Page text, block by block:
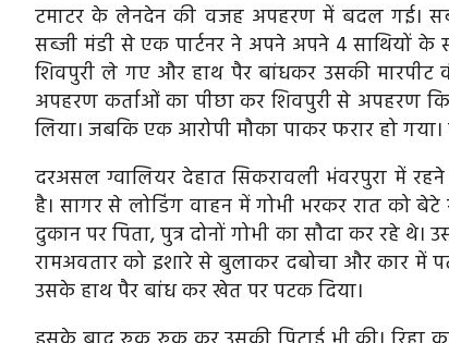
टमाटर के लेनदेन की वजह अपहरण में बदल गई।
सब्जी मंडी से एक पार्टनर ने अपने अपने 4 साथियों के
शिवपुरी ले गए और हाथ पैर बांधकर उसकी मारपीट
अपहरण कर्ताओं का पीछा कर शिवपुरी से अपहरण
लिया। जबकि एक आरोपी मौका पाकर फरार हो
दरअसल ग्वालियर देहात सिकरावली भंवरपुरा में
है। सागर से लोडिंग वाहन में गोभी भरकर रात को
दुकान पर पिता, पुत्र दोनों गोभी का सौदा कर रहे
रामअवतार को इशारे से बुलाकर दबोचा और कार
उसके हाथ पैर बांध कर खेत पर पटक दिया।